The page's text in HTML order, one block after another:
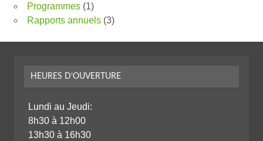
Programmes (1)
Rapports annuels (3)
HEURES D’OUVERTURE
Lundi au Jeudi:
8h30 à 12h00
13h30 à 16h30